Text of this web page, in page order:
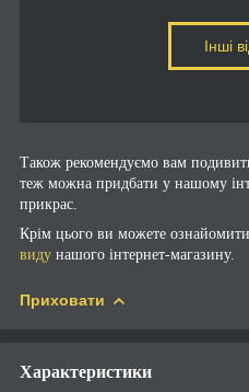
Інші
Також рекомендуємо вам
теж можна придбати у нашому
прикрас.
Крім цього ви можете
виду нашого інтернет-магазину.
Приховати
Характеристики